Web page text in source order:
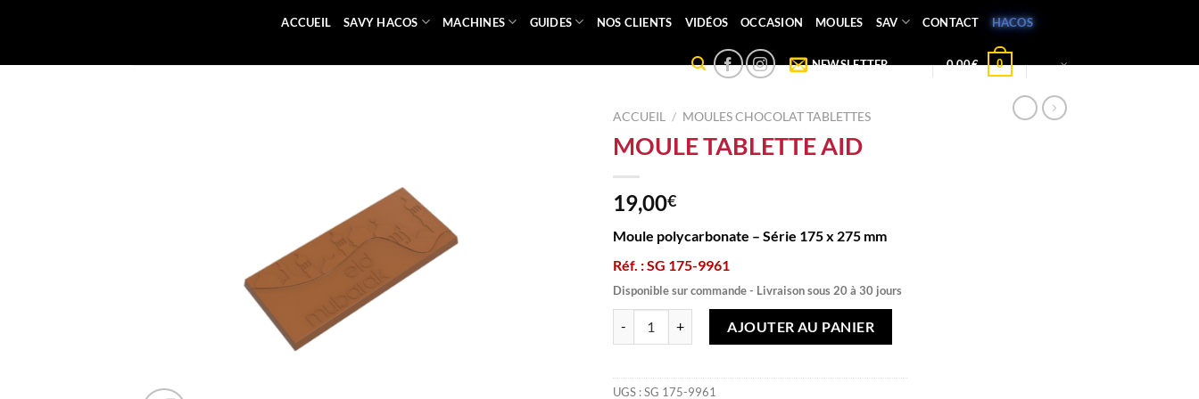
ACCUEIL SAVY HACOS MACHINES GUIDES NOS CLIENTS VIDÉOS OCCASION MOULES SAV CONTACT HACOS
NEWSLETTER 0,00€ 0
ACCUEIL / MOULES CHOCOLAT TABLETTES
MOULE TABLETTE AID
19,00€
Moule polycarbonate – Série 175 x 275 mm
Réf. : SG 175-9961
Disponible sur commande - Livraison sous 20 à 30 jours
AJOUTER AU PANIER
UGS :SG 175-9961